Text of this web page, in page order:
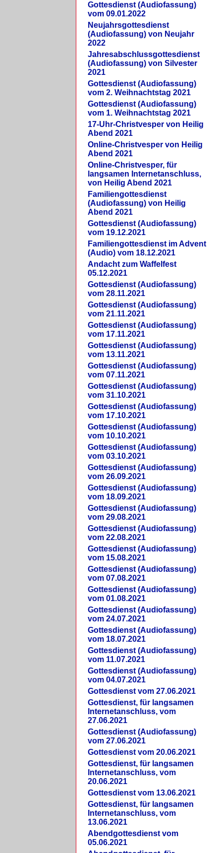
Gottesdienst (Audiofassung)
vom 09.01.2022
Neujahrsgottesdienst
(Audiofassung) von Neujahr
2022
Jahresabschlussgottesdienst
(Audiofassung) von Silvester
2021
Gottesdienst (Audiofassung)
vom 2. Weihnachtstag 2021
Gottesdienst (Audiofassung)
vom 1. Weihnachtstag 2021
17-Uhr-Christvesper von Heilig
Abend 2021
Online-Christvesper von Heilig
Abend 2021
Online-Christvesper, für
langsamen Internetanschluss,
von Heilig Abend 2021
Familiengottesdienst
(Audiofassung) von Heilig
Abend 2021
Gottesdienst (Audiofassung)
vom 19.12.2021
Familiengottesdienst im Advent
(Audio) vom 18.12.2021
Andacht zum Waffelfest
05.12.2021
Gottesdienst (Audiofassung)
vom 28.11.2021
Gottesdienst (Audiofassung)
vom 21.11.2021
Gottesdienst (Audiofassung)
vom 17.11.2021
Gottesdienst (Audiofassung)
vom 13.11.2021
Gottesdienst (Audiofassung)
vom 07.11.2021
Gottesdienst (Audiofassung)
vom 31.10.2021
Gottesdienst (Audiofassung)
vom 17.10.2021
Gottesdienst (Audiofassung)
vom 10.10.2021
Gottesdienst (Audiofassung)
vom 03.10.2021
Gottesdienst (Audiofassung)
vom 26.09.2021
Gottesdienst (Audiofassung)
vom 18.09.2021
Gottesdienst (Audiofassung)
vom 29.08.2021
Gottesdienst (Audiofassung)
vom 22.08.2021
Gottesdienst (Audiofassung)
vom 15.08.2021
Gottesdienst (Audiofassung)
vom 07.08.2021
Gottesdienst (Audiofassung)
vom 01.08.2021
Gottesdienst (Audiofassung)
vom 24.07.2021
Gottesdienst (Audiofassung)
vom 18.07.2021
Gottesdienst (Audiofassung)
vom 11.07.2021
Gottesdienst (Audiofassung)
vom 04.07.2021
Gottesdienst vom 27.06.2021
Gottesdienst, für langsamen
Internetanschluss, vom
27.06.2021
Gottesdienst (Audiofassung)
vom 27.06.2021
Gottesdienst vom 20.06.2021
Gottesdienst, für langsamen
Internetanschluss, vom
20.06.2021
Gottesdienst vom 13.06.2021
Gottesdienst, für langsamen
Internetanschluss, vom
13.06.2021
Abendgottesdienst vom
05.06.2021